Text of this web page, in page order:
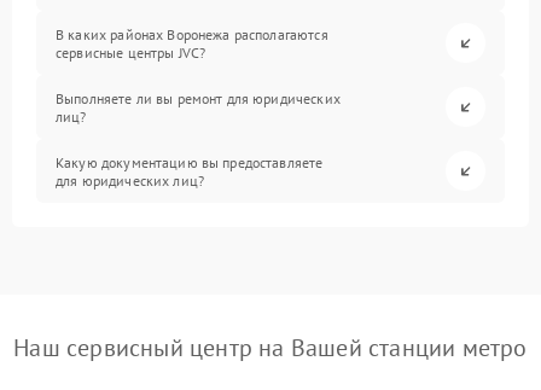
В каких районах Воронежа располагаются
сервисные центры JVC?
Выполняете ли вы ремонт для юридических
лиц?
Какую документацию вы предоставляете
для юридических лиц?
Наш сервисный центр на Вашей станции метро